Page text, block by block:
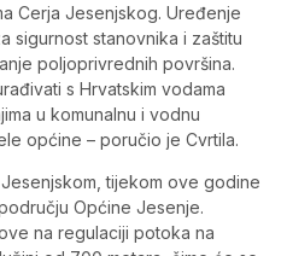
Cerja Jesenjskog. Uređenje
sigurnost stanovnika i zaštitu
poljoprivrednih površina.
s Hrvatskim vodama
u komunalnu i vodnu
općine – poručio je Cvrtila.
tijekom ove godine
Općine Jesenje.
na regulaciji potoka na